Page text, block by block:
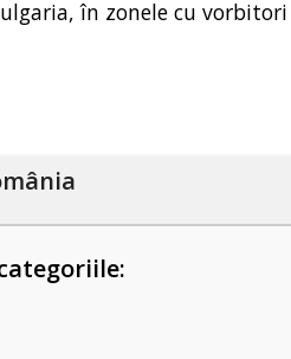
în zonele cu